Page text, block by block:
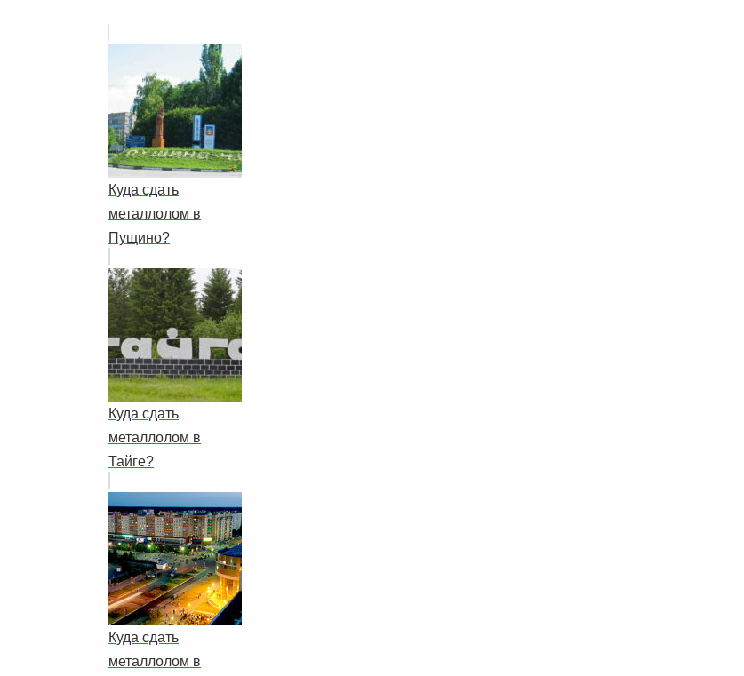
Куда сдать
металлолом в
Пущино?
Куда сдать
металлолом в
Тайге?
Куда сдать
металлолом в